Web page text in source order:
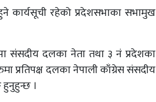
कार्यसूची रहेको प्रदेशसभाका सभामुख
संसदीय दलका नेता तथा ३ नं प्रदेशका
प्रतिपक्ष दलका नेपाली काँग्रेस संसदीय
हुनुहुन्छ ।